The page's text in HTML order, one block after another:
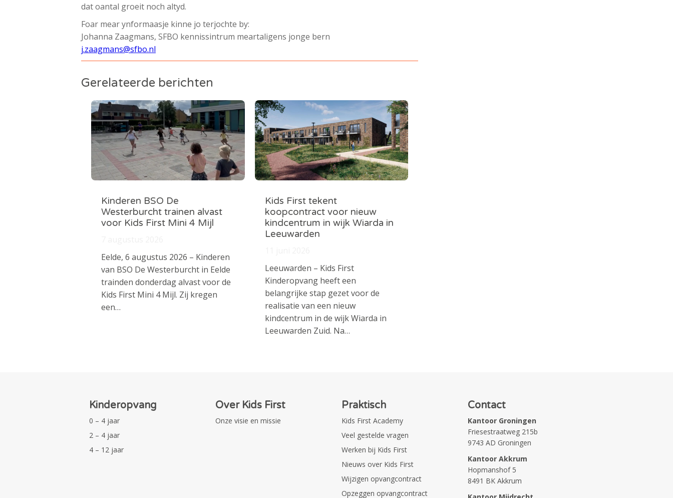
dat oantal groeit noch altyd.
Foar mear ynformaasje kinne jo terjochte by:
Johanna Zaagmans, SFBO kennissintrum meartaligens jonge bern
j.zaagmans@sfbo.nl
Gerelateerde berichten
Kinderen BSO De
Westerburcht trainen alvast
voor Kids First Mini 4 Mijl
Eelde, 6 augustus 2026 – Kinderen
van BSO De Westerburcht in Eelde
trainden donderdag alvast voor de
Kids First Mini 4 Mijl. Zij kregen
een…
Kids First tekent
koopcontract voor nieuw
kindcentrum in wijk Wiarda in
Leeuwarden
Leeuwarden – Kids First
Kinderopvang heeft een
belangrijke stap gezet voor de
realisatie van een nieuw
kindcentrum in de wijk Wiarda in
Leeuwarden Zuid. Na…
Kinderopvang
0 – 4 jaar
2 – 4 jaar
4 – 12 jaar
Over Kids First
Onze visie en missie
Praktisch
Kids First Academy
Veel gestelde vragen
Werken bij Kids First
Nieuws over Kids First
Wijzigen opvangcontract
Opzeggen opvangcontract
Contact
Kantoor Groningen
Friesestraatweg 215b
9743 AD Groningen
Kantoor Akkrum
Hopmanshof 5
8491 BK Akkrum